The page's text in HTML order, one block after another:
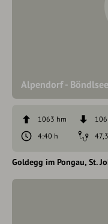
Alpendorf -
1063 hm
4:40 h
Goldegg im Pongau St.